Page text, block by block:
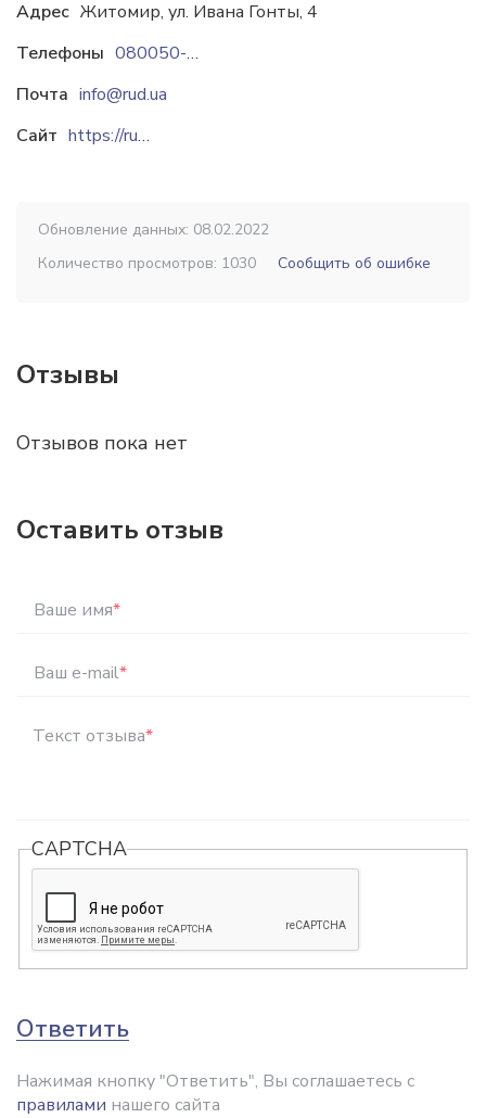
Адрес Житомир, ул. Ивана Гонты, 4
Телефоны
080050-17-72
Почта info@rud.ua
Сайт
https://rud.ua
Обновление данных: 08.02.2022
Количество просмотров: 1030
Сообщить об ошибке
Отзывы
Отзывов пока нет
Оставить отзыв
Ваше имя*
Ваш e-mail*
Текст отзыва*
CAPTCHA
Ответить
Нажимая кнопку "Ответить", Вы соглашаетесь с
правилами нашего сайта